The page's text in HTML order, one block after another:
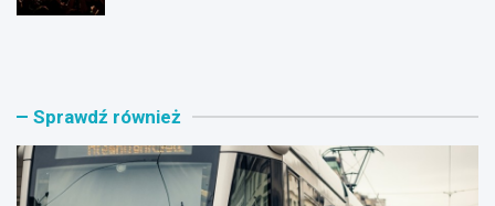
T
a
e
w
r
D
z
o
T
e
Sprawdź również